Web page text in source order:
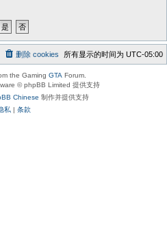
所有显示的时间为 UTC-05:00
删除 cookies
the Gaming GTA Forum.
© phpBB Limited 提供支持
Chinese 制作并提供支持
私 | 条款